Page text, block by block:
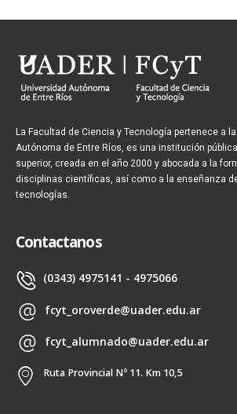
La Facultad de Ciencia y Tecnología pertenece a
Autónoma de Entre Ríos, es una institución
superior, creada en el año 2000 y abocada a la
disciplinas científicas, así como a la enseñanza
tecnologías.
Contactanos
(0343) 4975141 - 4975066
fcyt_oroverde@uader.edu.ar
fcyt_alumnado@uader.edu.ar
Ruta Provincial Nº 11. Km 10,5